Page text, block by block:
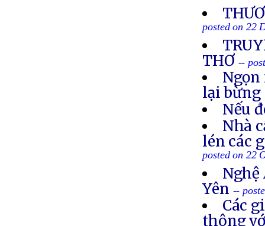
posted on 22
THƠ --
lại bừng
Nếu
Nhà
lén các
posted on 22
Nghệ
Yên --
Các
thông